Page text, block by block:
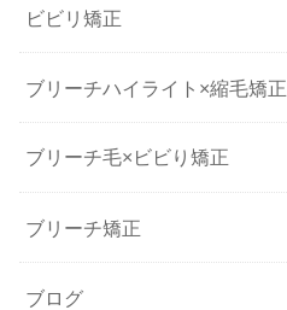
ビビリ矯正
ブリーチハイライト×縮毛矯正
ブリーチ毛×ビビり矯正
ブリーチ矯正
ブログ